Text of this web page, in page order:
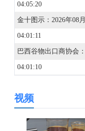
04:05:20
04:01:11
04:01:10
04:01:04
视频